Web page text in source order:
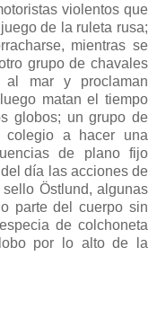
violentos que
de la ruleta rusa;
mientras se
grupo de chavales
mar y proclaman
matan el tiempo
globos; un grupo de
a hacer una
de plano fijo
día las acciones de
Östlund, algunas
parte del cuerpo sin
de colchoneta
por lo alto de la